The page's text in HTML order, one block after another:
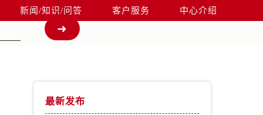
新闻/知识/问答 客户服务 中心介绍
最新发布